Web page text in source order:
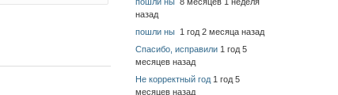
назад
пошли ны 1 год 2 месяца назад
Спасибо, исправили 1 год 5
месяцев назад
Не корректный год 1 год 5
месяцев назад